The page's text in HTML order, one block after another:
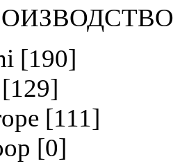
[190]
[129]
[111]
[0]